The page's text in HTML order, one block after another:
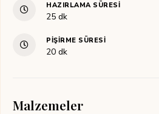
HAZIRLAMA SÜRESI
25dakika
dk
PIŞIRME SÜRESI
20dakika
dk
Malzemeler